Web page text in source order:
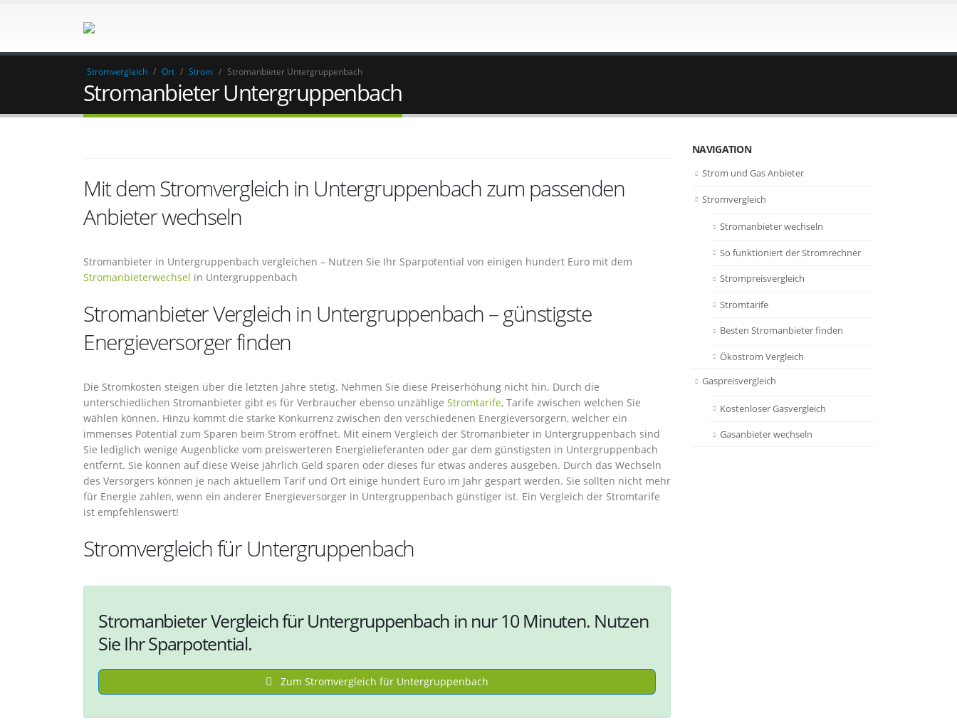
Stromvergleich / Ort / Strom / Stromanbieter Untergruppenbach
Stromanbieter Untergruppenbach
Mit dem Stromvergleich in Untergruppenbach zum passenden
Anbieter wechseln
Stromanbieter in Untergruppenbach vergleichen – Nutzen Sie Ihr Sparpotential von einigen hundert Euro mit dem
Stromanbieterwechsel in Untergruppenbach
Stromanbieter Vergleich in Untergruppenbach – günstigste
Energieversorger finden
Die Stromkosten steigen über die letzten Jahre stetig. Nehmen Sie diese Preiserhöhung nicht hin. Durch die
unterschiedlichen Stromanbieter gibt es für Verbraucher ebenso unzählige Stromtarife, Tarife zwischen welchen Sie
wählen können. Hinzu kommt die starke Konkurrenz zwischen den verschiedenen Energieversorgern, welcher ein
immenses Potential zum Sparen beim Strom eröffnet. Mit einem Vergleich der Stromanbieter in Untergruppenbach sind
Sie lediglich wenige Augenblicke vom preiswerteren Energielieferanten oder gar dem günstigsten in Untergruppenbach
entfernt. Sie können auf diese Weise jährlich Geld sparen oder dieses für etwas anderes ausgeben. Durch das Wechseln
des Versorgers können je nach aktuellem Tarif und Ort einige hundert Euro im Jahr gespart werden. Sie sollten nicht mehr
für Energie zahlen, wenn ein anderer Energieversorger in Untergruppenbach günstiger ist. Ein Vergleich der Stromtarife
ist empfehlenswert!
Stromvergleich für Untergruppenbach
Stromanbieter Vergleich für Untergruppenbach in nur 10 Minuten. Nutzen
Sie Ihr Sparpotential.
Zum Stromvergleich für Untergruppenbach
NAVIGATION
Strom und Gas Anbieter
Stromvergleich
Stromanbieter wechseln
So funktioniert der Stromrechner
Strompreisvergleich
Stromtarife
Besten Stromanbieter finden
Ökostrom Vergleich
Gaspreisvergleich
Kostenloser Gasvergleich
Gasanbieter wechseln